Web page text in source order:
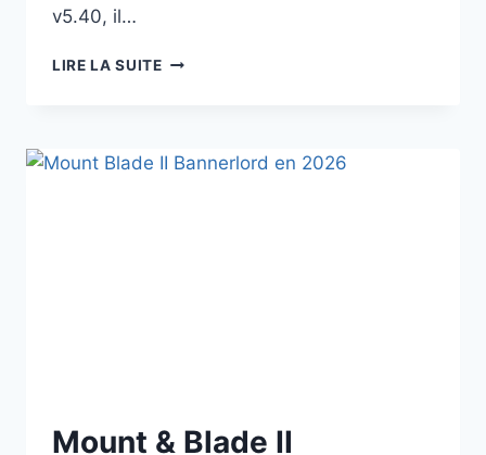
v5.40, il…
LIRE LA SUITECRAMPONNEUR
MAÎTRISE
Mount & Blade II